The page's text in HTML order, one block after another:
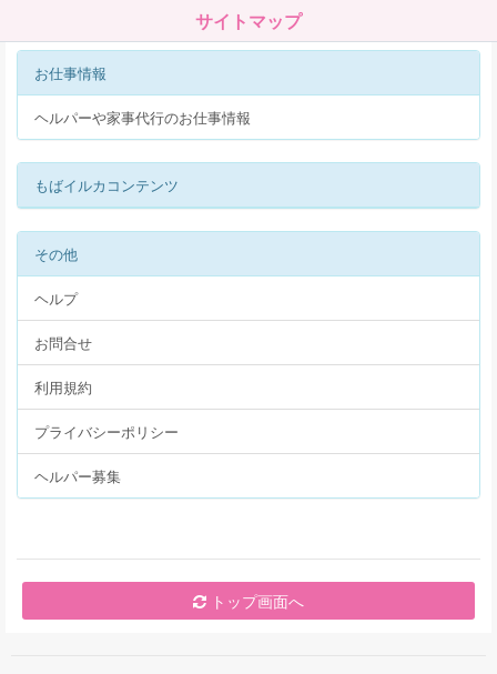
サイトマップ
お仕事情報
ヘルパーや家事代行のお仕事情報
もばイルカコンテンツ
その他
ヘルプ
お問合せ
利用規約
プライバシーポリシー
ヘルパー募集
トップ画面へ